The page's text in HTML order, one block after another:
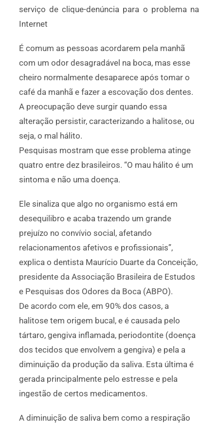
serviço de clique-denúncia para o problema na
Internet
É comum as pessoas acordarem pela manhã
com um odor desagradável na boca, mas esse
cheiro normalmente desaparece após tomar o
café da manhã e fazer a escovação dos dentes.
A preocupação deve surgir quando essa
alteração persistir, caracterizando a halitose, ou
seja, o mal hálito.
Pesquisas mostram que esse problema atinge
quatro entre dez brasileiros. “O mau hálito é um
sintoma e não uma doença.
Ele sinaliza que algo no organismo está em
desequilibro e acaba trazendo um grande
prejuízo no convívio social, afetando
relacionamentos afetivos e profissionais”,
explica o dentista Maurício Duarte da Conceição,
presidente da Associação Brasileira de Estudos
e Pesquisas dos Odores da Boca (ABPO).
De acordo com ele, em 90% dos casos, a
halitose tem origem bucal, e é causada pelo
tártaro, gengiva inflamada, periodontite (doença
dos tecidos que envolvem a gengiva) e pela a
diminuição da produção da saliva. Esta última é
gerada principalmente pelo estresse e pela
ingestão de certos medicamentos.
A diminuição de saliva bem como a respiração